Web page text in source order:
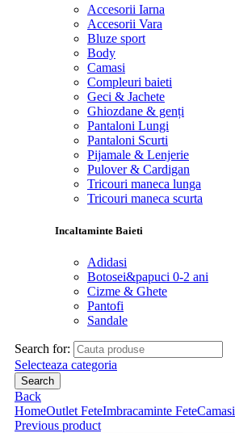
Accesorii Iarna
Accesorii Vara
Bluze sport
Body
Camasi
Compleuri baieti
Geci & Jachete
Ghiozdane & genți
Pantaloni Lungi
Pantaloni Scurti
Pijamale & Lenjerie
Pulover & Cardigan
Tricouri maneca lunga
Tricouri maneca scurta
Incaltaminte Baieti
Adidasi
Botosei&papuci 0-2 ani
Cizme & Ghete
Pantofi
Sandale
Search for:
Selecteaza categoria
Search
Back
HomeOutlet FeteImbracaminte FeteCamasi
Previous product